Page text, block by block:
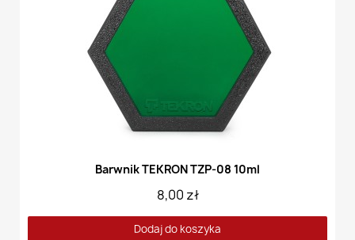
Barwnik TEKRON TZP-08 10ml
8,00 zł
Dodaj do koszyka